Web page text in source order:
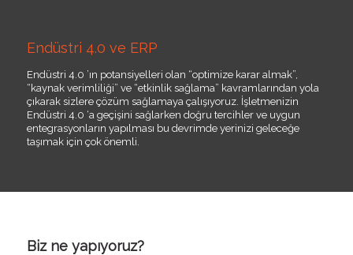
Endüstri 4.0 ve ERP
Endüstri 4.0 ’ın potansiyelleri olan “optimize karar almak”,
“kaynak verimliliği” ve “etkinlik sağlama” kavramlarından yola
çıkarak sizlere çözüm sağlamaya çalışıyoruz. İşletmenizin
Endüstri 4.0 ‘a geçişini sağlarken doğru tercihler ve uygun
entegrasyonların yapılması bu devrimde yerinizi geleceğe
taşımak için çok önemli.
Biz ne yapıyoruz?